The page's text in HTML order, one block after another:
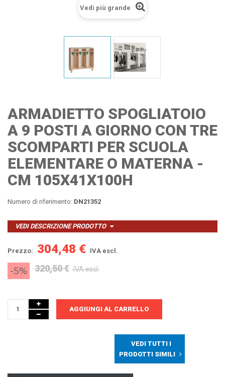
Vedi più grande
ARMADIETTO SPOGLIATOIO
A 9 POSTI A GIORNO CON TRE
SCOMPARTI PER SCUOLA
ELEMENTARE O MATERNA -
CM 105X41X100H
Numero di riferimento: DN21352
VEDI DESCRIZIONE PRODOTTO
Prezzo: 304,48 € IVA escl.
-5% 320,50 € IVA escl.
AGGIUNGI AL CARRELLO
VEDI TUTTI I
PRODOTTI SIMILI